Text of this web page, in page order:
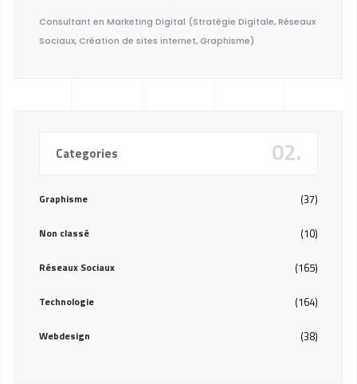
Consultant en Marketing Digital (Stratégie Digitale, Réseaux
Sociaux, Création de sites internet, Graphisme)
Categories 02.
Graphisme (37)
Non classé (10)
Réseaux Sociaux (165)
Technologie (164)
Webdesign (38)